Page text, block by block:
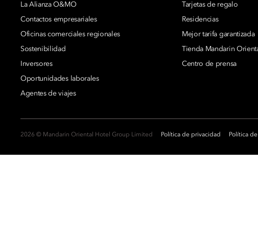
La Alianza O&MO
Contactos empresariales
Oficinas comerciales regionales
Sostenibilidad
Inversores
Oportunidades laborales
Agentes de viajes
Tarjetas de regalo
Residencias
Mejor tarifa garantizada
Tienda Mandarin
Centro de prensa
2026 © Mandarin Oriental Hotel Group Limited Política de privacidad Política